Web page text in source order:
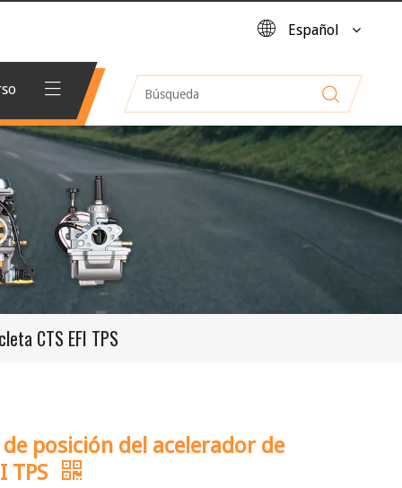
Español
CTS EFI TPS
posición del acelerador de
TPS